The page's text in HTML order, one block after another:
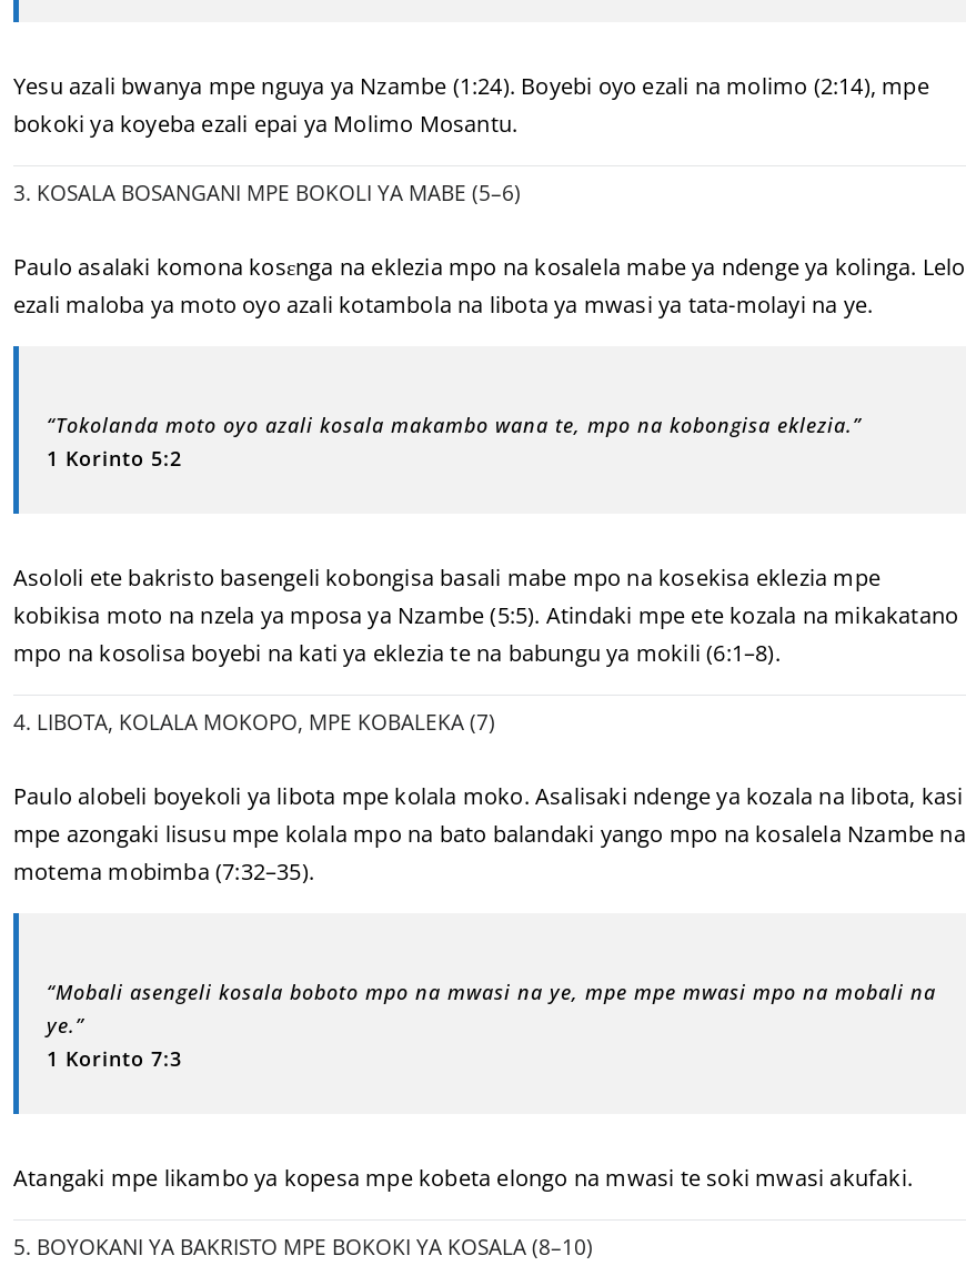
Yesu azali bwanya mpe nguya ya Nzambe (1:24). Boyebi oyo ezali na molimo (2:14), mpe
bokoki ya koyeba ezali epai ya Molimo Mosantu.
3. KOSALA BOSANGANI MPE BOKOLI YA MABE (5–6)
Paulo asalaki komona kosɛnga na eklezia mpo na kosalela mabe ya ndenge ya kolinga. Lelo
ezali maloba ya moto oyo azali kotambola na libota ya mwasi ya tata-molayi na ye.
“Tokolanda moto oyo azali kosala makambo wana te, mpo na kobongisa eklezia.”
1 Korinto 5:2
Asololi ete bakristo basengeli kobongisa basali mabe mpo na kosekisa eklezia mpe
kobikisa moto na nzela ya mposa ya Nzambe (5:5). Atindaki mpe ete kozala na mikakatano
mpo na kosolisa boyebi na kati ya eklezia te na babungu ya mokili (6:1–8).
4. LIBOTA, KOLALA MOKOPO, MPE KOBALEKA (7)
Paulo alobeli boyekoli ya libota mpe kolala moko. Asalisaki ndenge ya kozala na libota, kasi
mpe azongaki lisusu mpe kolala mpo na bato balandaki yango mpo na kosalela Nzambe na
motema mobimba (7:32–35).
“Mobali asengeli kosala boboto mpo na mwasi na ye, mpe mpe mwasi mpo na mobali na
ye.”
1 Korinto 7:3
Atangaki mpe likambo ya kopesa mpe kobeta elongo na mwasi te soki mwasi akufaki.
5. BOYOKANI YA BAKRISTO MPE BOKOKI YA KOSALA (8–10)